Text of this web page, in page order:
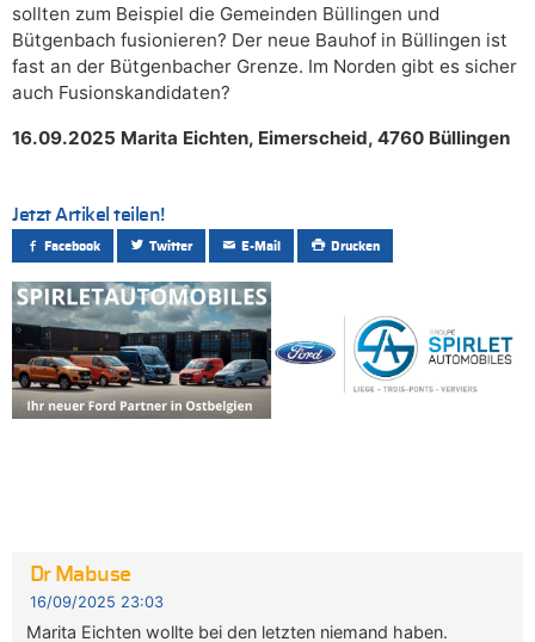
sollten zum Beispiel die Gemeinden Büllingen und
Bütgenbach fusionieren? Der neue Bauhof in Büllingen ist
fast an der Bütgenbacher Grenze. Im Norden gibt es sicher
auch Fusionskandidaten?
16.09.2025 Marita Eichten, Eimerscheid, 4760 Büllingen
Jetzt Artikel teilen!
Facebook Twitter E-Mail Drucken
Dr Mabuse
16/09/2025 23:03
Marita Eichten wollte bei den letzten niemand haben.